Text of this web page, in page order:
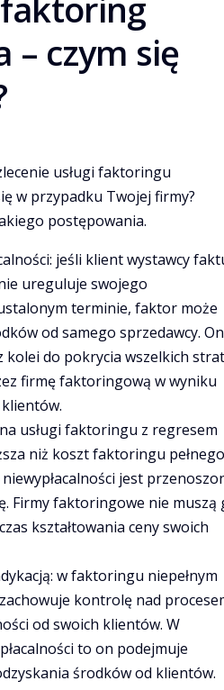
– czym się
usługi faktoringu
w przypadku Twojej firmy?
postępowania.
jeśli klient wystawcy
ureguluje swojego
terminie, faktor może
od samego sprzedawcy. On
kolei do pokrycia wszelkich strat
firmę faktoringową w wyniku
klientów.
usługi faktoringu z regresem
niż koszt faktoringu
jest
Firmy faktoringowe nie muszą
kształtowania ceny swoich
w faktoringu niepełnym
kontrolę nad
od swoich klientów. W
to on podejmuje
środków od klientów.